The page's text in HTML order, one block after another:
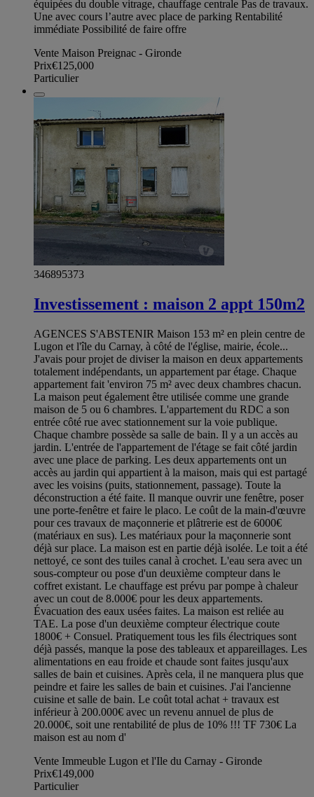
équipées du double vitrage, chauffage centrale Pas de travaux.
Une avec cours l’autre avec place de parking Rentabilité
immédiate Possibilité de faire offre
Vente Maison Preignac - Gironde
Prix€125,000
Particulier
346895373
Investissement : maison 2 appt 150m2
AGENCES S'ABSTENIR Maison 153 m² en plein centre de
Lugon et l'île du Carnay, à côté de l'église, mairie, école...
J'avais pour projet de diviser la maison en deux appartements
totalement indépendants, un appartement par étage. Chaque
appartement fait 'environ 75 m² avec deux chambres chacun.
La maison peut également être utilisée comme une grande
maison de 5 ou 6 chambres. L'appartement du RDC a son
entrée côté rue avec stationnement sur la voie publique.
Chaque chambre possède sa salle de bain. Il y a un accès au
jardin. L'entrée de l'appartement de l'étage se fait côté jardin
avec une place de parking. Les deux appartements ont un
accès au jardin qui appartient à la maison, mais qui est partagé
avec les voisins (puits, stationnement, passage). Toute la
déconstruction a été faite. Il manque ouvrir une fenêtre, poser
une porte-fenêtre et faire le placo. Le coût de la main-d'œuvre
pour ces travaux de maçonnerie et plâtrerie est de 6000€
(matériaux en sus). Les matériaux pour la maçonnerie sont
déjà sur place. La maison est en partie déjà isolée. Le toit a été
nettoyé, ce sont des tuiles canal à crochet. L'eau sera avec un
sous-compteur ou pose d'un deuxième compteur dans le
coffret existant. Le chauffage est prévu par pompe à chaleur
avec un cout de 8.000€ pour les deux appartements.
Évacuation des eaux usées faites. La maison est reliée au
TAE. La pose d'un deuxième compteur électrique coute
1800€ + Consuel. Pratiquement tous les fils électriques sont
déjà passés, manque la pose des tableaux et appareillages. Les
alimentations en eau froide et chaude sont faites jusqu'aux
salles de bain et cuisines. Après cela, il ne manquera plus que
peindre et faire les salles de bain et cuisines. J'ai l'ancienne
cuisine et salle de bain. Le coût total achat + travaux est
inférieur à 200.000€ avec un revenu annuel de plus de
20.000€, soit une rentabilité de plus de 10% !!! TF 730€ La
maison est au nom d'
Vente Immeuble Lugon et l'Ile du Carnay - Gironde
Prix€149,000
Particulier